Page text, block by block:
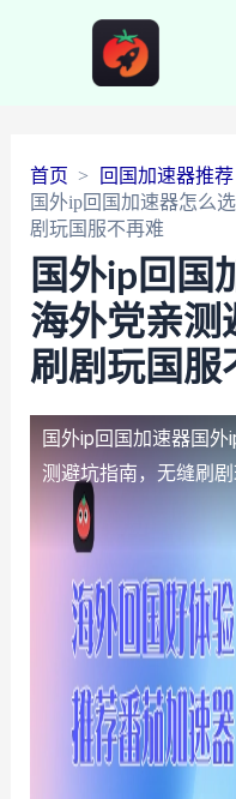
首页
回国加速器推荐
国外ip回国加速器怎么
剧玩国服不再难
国外ip回国
海外党亲测
刷剧玩国服
国外ip回国加速器国外
测避坑指南，无缝刷